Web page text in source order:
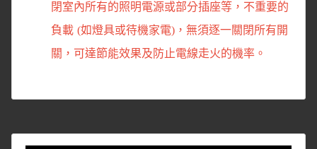
閉室內所有的照明電源或部分插座等，不重要的
負載 (如燈具或待機家電)，無須逐一關閉所有開
關，可達節能效果及防止電線走火的機率。